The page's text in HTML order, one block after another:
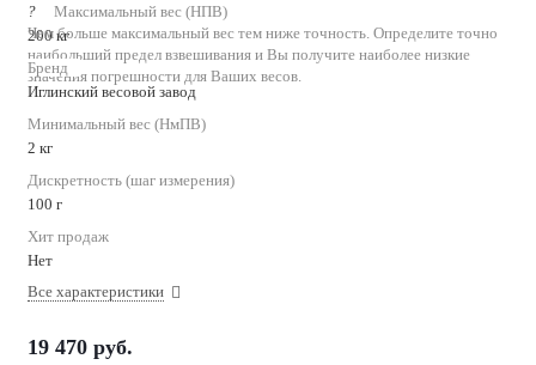
?
Чем больше максимальный вес тем ниже точность. Определите точно
наибольший предел взвешивания и Вы получите наиболее низкие
значения погрешности для Ваших весов.
Максимальный вес (НПВ)
200 кг
Бренд
Иглинский весовой завод
Минимальный вес (НмПВ)
2 кг
Дискретность (шаг измерения)
100 г
Хит продаж
Нет
Все характеристики
19 470 руб.